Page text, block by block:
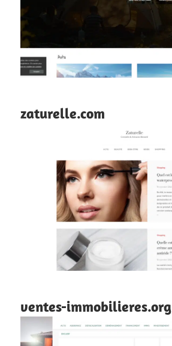
zaturelle.com
ventes-immobilieres.org